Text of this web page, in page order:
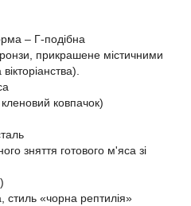
– Г-подібна
прикрашене містичними
ковпачок)
зняття готового м'яса зі
стиль «чорна рептилія»